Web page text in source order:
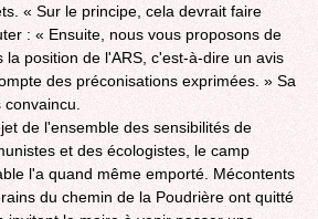
« Sur le principe, cela devrait faire
: « Ensuite, nous vous proposons de
position de l'ARS, c'est-à-dire un avis
des préconisations exprimées. » Sa
de l'ensemble des sensibilités de
et des écologistes, le camp
l'a quand même emporté. Mécontents
du chemin de la Poudrière ont quitté